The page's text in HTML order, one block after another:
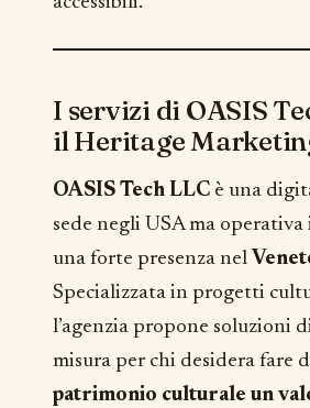
I servizi di OASIS
il Heritage
OASIS Tech LLC è una
sede negli USA ma
una forte presenza nel
Specializzata in progetti
l’agenzia propone soluzioni
misura per chi desidera fare
patrimonio culturale un